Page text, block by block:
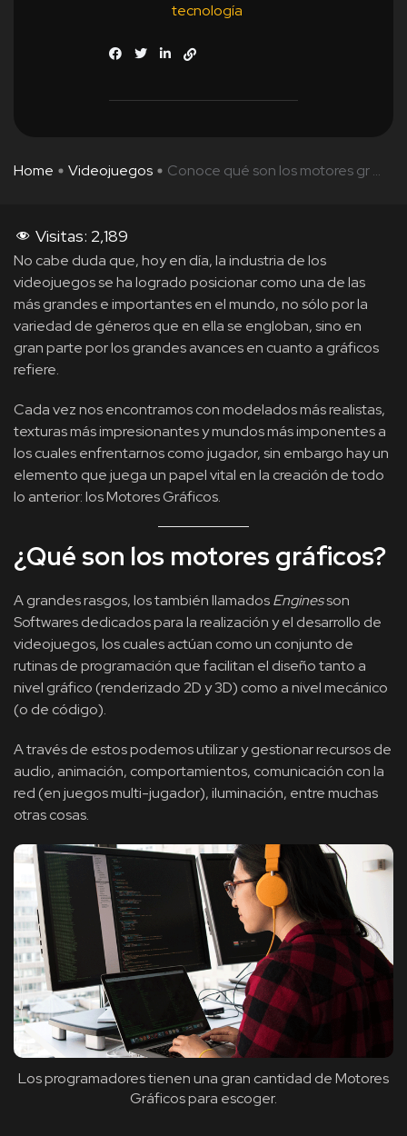
tecnología
Home Videojuegos Conoce qué son los motores gr ...
Visitas: 2,189
No cabe duda que, hoy en día, la industria de los
videojuegos se ha logrado posicionar como una de las
más grandes e importantes en el mundo, no sólo por la
variedad de géneros que en ella se engloban, sino en
gran parte por los grandes avances en cuanto a gráficos
refiere.
Cada vez nos encontramos con modelados más realistas,
texturas más impresionantes y mundos más imponentes a
los cuales enfrentarnos como jugador, sin embargo hay un
elemento que juega un papel vital en la creación de todo
lo anterior: los Motores Gráficos.
¿Qué son los motores gráficos?
A grandes rasgos, los también llamadosEnginesson
Softwares dedicados para la realización y el desarrollo de
videojuegos, los cuales actúan como un conjunto de
rutinas de programación que facilitan el diseño tanto a
nivel gráfico (renderizado 2D y 3D) como a nivel mecánico
(o de código).
A través de estos podemos utilizar y gestionar recursos de
audio, animación, comportamientos, comunicación con la
red (en juegos multi-jugador), iluminación, entre muchas
otras cosas.
Los programadores tienen una gran cantidad de Motores
Gráficos para escoger.